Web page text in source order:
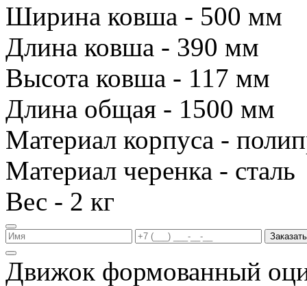
Ширина ковша - 500 мм
Длина ковша - 390 мм
Высота ковша - 117 мм
Длина общая - 1500 мм
Материал корпуса -
Материал черенка - сталь
Вес - 2 кг
Заказать
Движок формованный